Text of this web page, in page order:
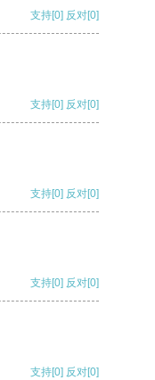
支持[0] 反对[0]
支持[0] 反对[0]
支持[0] 反对[0]
支持[0] 反对[0]
支持[0] 反对[0]